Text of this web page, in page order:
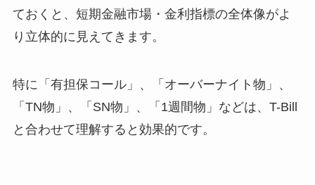
ておくと、短期金融市場・金利指標の全体像がよ
り立体的に見えてきます。
特に「有担保コール」、「オーバーナイト物」、
「TN物」、「SN物」、「1週間物」などは、T-Bill
と合わせて理解すると効果的です。